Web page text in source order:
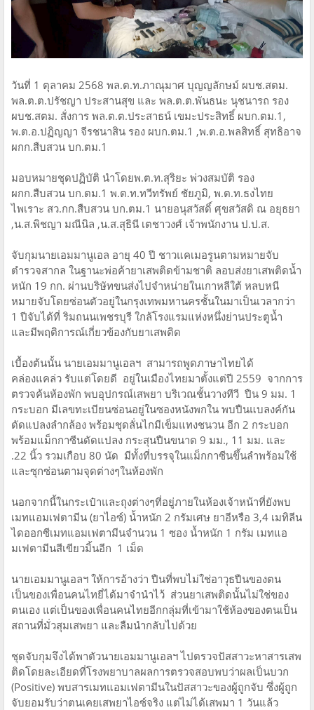
วันที่ 1 ตุลาคม 2568 พล.ต.ท.ภาณุมาศ บุญญลักษม์ ผบช.สตม.
พล.ต.ต.ปรัชญา ประสานสุข และ พล.ต.ต.พันธนะ นุชนารถ รอง
ผบช.สตม. สั่งการ พล.ต.ต.ประสาธน์ เขมะประสิทธิ์ ผบก.ตม.1,
พ.ต.อ.ปฏิญญา จีรชนาสิน รอง ผบก.ตม.1 ,พ.ต.อ.พลสิทธิ์ สุทธิอาจ
ผกก.สืบสวน บก.ตม.1
มอบหมายชุดปฏิบัติ นำโดยพ.ต.ท.สุริยะ พ่วงสมบัติ รอง
ผกก.สืบสวน บก.ตม.1 พ.ต.ท.ทวีทรัพย์ ชัยภูมิ, พ.ต.ท.ธงไทย
ไพเราะ สว.กก.สืบสวน บก.ตม.1 นายอนุสวัสดิ์ ศุขสวัสดิ ณ อยุธยา
,น.ส.พิชญา มณีนิล ,น.ส.สุธินี เตชาวงศ์ เจ้าพนักงาน ป.ป.ส.
จับกุมนายเอมมานูเอล อายุ 40 ปี ชาวแคเมอรูนตามหมายจับ
ตำรวจสากล ในฐานะพ่อค้ายาเสพติดข้ามชาติ ลอบส่งยาเสพติดน้ำ
หนัก 19 กก. ผ่านบริษัทขนส่งไปจำหน่ายในเกาหลีใต้ หลบหนี
หมายจับโดยซ่อนตัวอยู่ในกรุงเทพมหานครชั้นในมาเป็นเวลากว่า
1 ปีจับได้ที่ ริมถนนเพชรบุรี ใกล้โรงแรมแห่งหนึ่งย่านประตูน้ำ
และมีพฤติการณ์เกี่ยวข้องกับยาเสพติด
เบื้องต้นนั้น นายเอมมานูเอลฯ สามารถพูดภาษาไทยได้
คล่องแคล่ว รับแต่โดยดี อยู่ในเมืองไทยมาตั้งแต่ปี 2559 จากการ
ตรวจค้นห้องพัก พบอุปกรณ์เสพยา บริเวณชั้นวางทีวี ปืน 9 มม. 1
กระบอก มีเลขทะเบียนซ่อนอยู่ในซองหนังพกใน พบปืนแบลงค์กัน
ดัดแปลงลำกล้อง พร้อมชุดลั่นไกมีเข็มแทงชนวน อีก 2 กระบอก
พร้อมแม็กกาซีนดัดแปลง กระสุนปืนขนาด 9 มม., 11 มม. และ
.22 นิ้ว รวมเกือบ 80 นัด มีทั้งที่บรรจุในแม็กกาซีนขึ้นลำพร้อมใช้
และซุกซ่อนตามจุดต่างๆในห้องพัก
นอกจากนี้ในกระเป๋าและถุงต่างๆที่อยู่ภายในห้องเจ้าหน้าที่ยังพบ
เมทแอมเฟตามีน (ยาไอซ์) น้ำหนัก 2 กรัมเศษ ยาอีหรือ 3,4 เมทิลีน
ไดออกซีเมทแอมเฟตามีนจำนวน 1 ซอง น้ำหนัก 1 กรัม เมทแอ
มเฟตามีนสีเขียวมิ้นอีก 1 เม็ด
นายเอมมานูเอลฯ ให้การอ้างว่า ปืนที่พบไม่ใช่อาวุธปืนของตน
เป็นของเพื่อนคนไทยี่ได้มาจำนำไว้ ส่วนยาเสพติดนั้นไม่ใช่ของ
ตนเอง แต่เป็นของเพื่อนคนไทยอีกกลุ่มที่เข้ามาใช้ห้องของตนเป็น
สถานที่มั่วสุมเสพยา และลืมนำกลับไปด้วย
ชุดจับกุมจึงได้พาตัวนายเอมมานูเอลฯ ไปตรวจปัสสาวะหาสารเสพ
ติดโดยละเอียดที่โรงพยาบาลผลการตรวจสอบพบว่าผลเป็นบวก
(Positive) พบสารเมทแอมเฟตามีนในปัสสาวะของผู้ถูกจับ ซึ่งผู้ถูก
จับยอมรับว่าตนเคยเสพยาไอซ์จริง แต่ไม่ได้เสพมา 1 วันแล้ว